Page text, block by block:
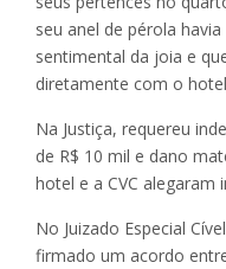
seu anel de pérola
sentimental da joia e
diretamente com o
Na Justiça, requereu
de R$ 10 mil e dano
hotel e a CVC alegaram
No Juizado Especial
firmado um acordo